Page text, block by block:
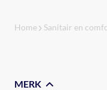
Home Sanitair en
MERK